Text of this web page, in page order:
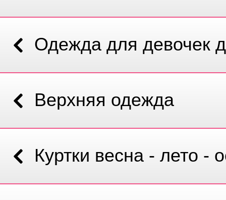
Одежда для девочек
Верхняя одежда
Куртки весна - лето -